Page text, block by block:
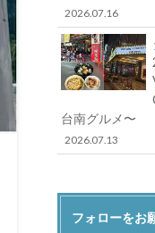
2026.07.16
台南グルメ〜
2026.07.13
フォローをお